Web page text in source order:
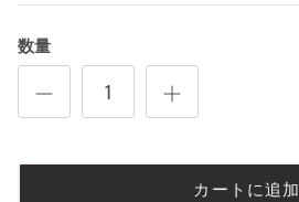
数量
カートに追加